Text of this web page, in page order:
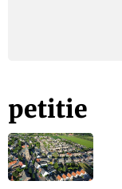
petitie